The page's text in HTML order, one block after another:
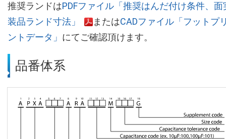
推奨ランドはPDFファイル「推奨はんだ付け条件、面
装品ランド寸法」
またはCADファイル「フットプ
ントデータ」 にてご確認頂けます。
品番体系